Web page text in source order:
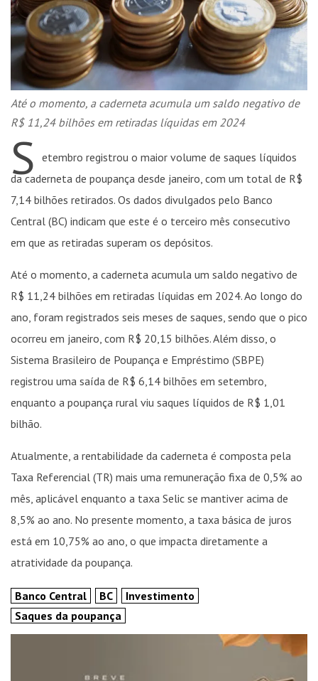
Até o momento, a caderneta acumula um saldo negativo de
R$ 11,24 bilhões em retiradas líquidas em 2024
S etembro registrou o maior volume de saques líquidos
da caderneta de poupança desde janeiro, com um total de R$
7,14 bilhões retirados. Os dados divulgados pelo Banco
Central (BC) indicam que este é o terceiro mês consecutivo
em que as retiradas superam os depósitos.
Até o momento, a caderneta acumula um saldo negativo de
R$ 11,24 bilhões em retiradas líquidas em 2024. Ao longo do
ano, foram registrados seis meses de saques, sendo que o pico
ocorreu em janeiro, com R$ 20,15 bilhões. Além disso, o
Sistema Brasileiro de Poupança e Empréstimo (SBPE)
registrou uma saída de R$ 6,14 bilhões em setembro,
enquanto a poupança rural viu saques líquidos de R$ 1,01
bilhão.
Atualmente, a rentabilidade da caderneta é composta pela
Taxa Referencial (TR) mais uma remuneração fixa de 0,5% ao
mês, aplicável enquanto a taxa Selic se mantiver acima de
8,5% ao ano. No presente momento, a taxa básica de juros
está em 10,75% ao ano, o que impacta diretamente a
atratividade da poupança.
Banco Central BC
Investimento
Saques da poupança